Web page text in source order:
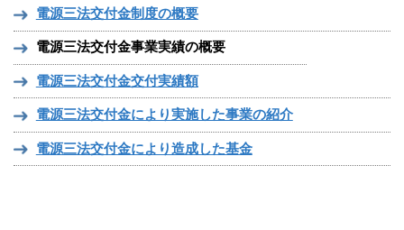
電源三法交付金制度の概要
電源三法交付金事業実績の概要
電源三法交付金交付実績額
電源三法交付金により実施した事業の紹介
電源三法交付金により造成した基金